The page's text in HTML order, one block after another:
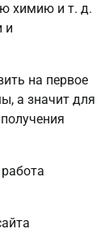
химию и т. д.
и
на первое
а значит для